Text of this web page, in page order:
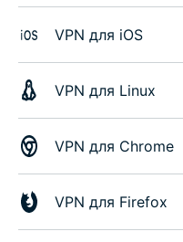
VPN для iOS
VPN для Linux
VPN для Chrome
VPN для Firefox